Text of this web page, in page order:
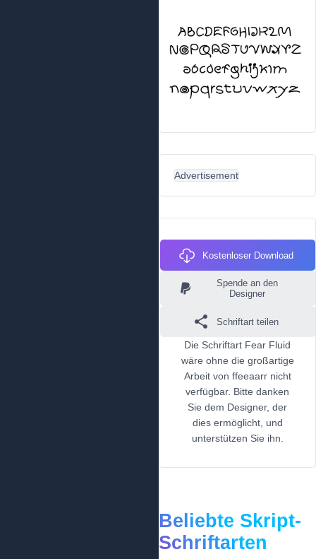
Advertisement
Kostenloser Download
Spende an den
Designer
Schriftart teilen
Die Schriftart Fear Fluid
wäre ohne die großartige
Arbeit von ffeeaarr nicht
verfügbar. Bitte danken
Sie dem Designer, der
dies ermöglicht, und
unterstützen Sie ihn.
Beliebte Skript-
Schriftarten